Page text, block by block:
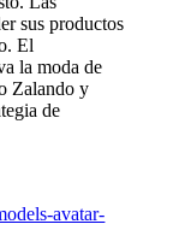
sus productos
El
la moda de
Zalando y
de
avatar-